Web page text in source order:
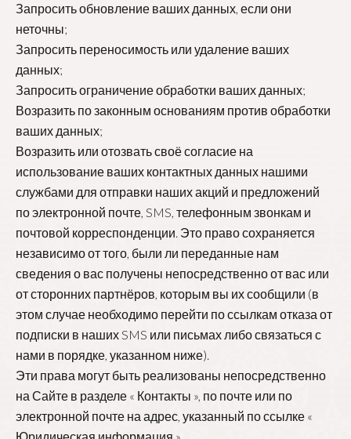
Запросить обновление ваших данных, если они
неточны;
Запросить переносимость или удаление ваших
данных;
Запросить ограничение обработки ваших данных;
Возразить по законным основаниям против обработки
ваших данных;
Возразить или отозвать своё согласие на
использование ваших контактных данных нашими
службами для отправки наших акций и предложений
по электронной почте, SMS, телефонным звонкам и
почтовой корреспонденции. Это право сохраняется
независимо от того, были ли переданные нам
сведения о вас получены непосредственно от вас или
от сторонних партнёров, которым вы их сообщили (в
этом случае необходимо перейти по ссылкам отказа от
подписки в наших SMS или письмах либо связаться с
нами в порядке, указанном ниже).
Эти права могут быть реализованы непосредственно
на Сайте в разделе « Контакты », по почте или по
электронной почте на адрес, указанный по ссылке «